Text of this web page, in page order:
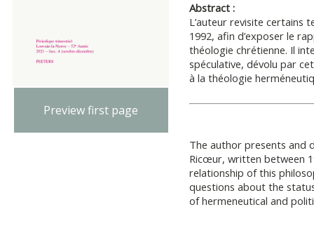
Preview first page
Abstract :
L’auteur revisite certains
1992, afin d’exposer le
théologie chrétienne. Il
spéculative, dévolu par
à la théologie
The author presents and
Ricœur, written between
relationship of this
questions about the
of hermeneutical and